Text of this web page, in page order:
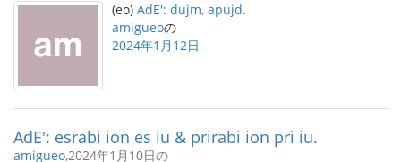
(eo) AdE': dujm, apujd.
amigueoの
2024年1月12日
AdE': esrabi ion es iu & prirabi ion pri iu.
amigueo,2024年1月10日の